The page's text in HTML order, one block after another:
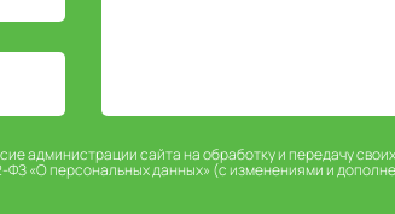
администрации сайта на обработку и передачу
«О персональных данных» (с изменениями и